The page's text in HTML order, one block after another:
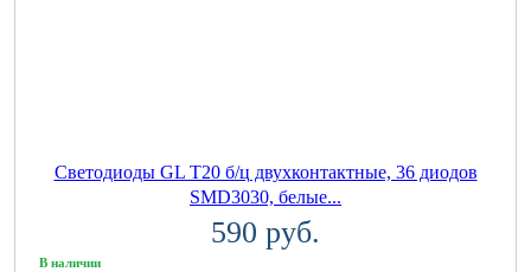
Светодиоды GL T20 б/ц двухконтактные, 36 диодов
SMD3030, белые...
590 руб.
В наличии